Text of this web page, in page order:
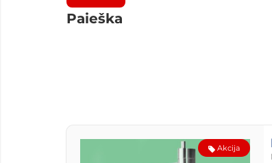
Paieška
Akcija